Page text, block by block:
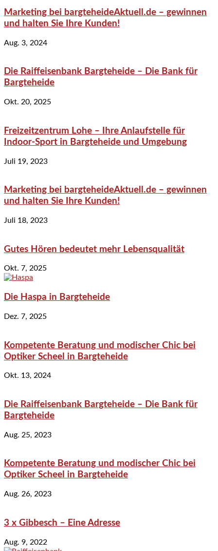
Marketing bei bargteheideAktuell.de – gewinnen
und halten Sie Ihre Kunden!
Aug. 3, 2024
Die Raiffeisenbank Bargteheide – Die Bank für
Bargteheide
Okt. 20, 2025
Freizeitzentrum Lohe – Ihre Anlaufstelle für
Indoor-Sport in Bargteheide und Umgebung
Juli 19, 2023
Marketing bei bargteheideAktuell.de – gewinnen
und halten Sie Ihre Kunden!
Juli 18, 2023
Gutes Hören bedeutet mehr Lebensqualität
Okt. 7, 2025
Die Haspa in Bargteheide
Dez. 7, 2025
Kompetente Beratung und modischer Chic bei
Optiker Scheel in Bargteheide
Okt. 13, 2024
Die Raiffeisenbank Bargteheide – Die Bank für
Bargteheide
Aug. 25, 2023
Kompetente Beratung und modischer Chic bei
Optiker Scheel in Bargteheide
Aug. 26, 2023
3 x Gibbesch – Eine Adresse
Aug. 9, 2022